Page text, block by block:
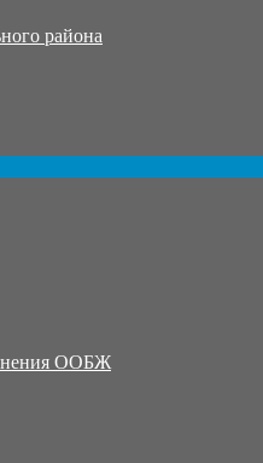
района
ООБЖ